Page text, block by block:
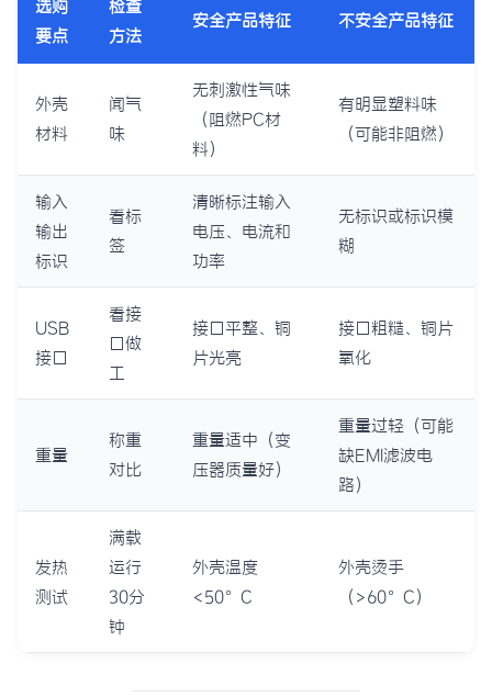
选购
要点
检查
方法
安全产品特征 不安全产品特征
外壳
材料
闻气
味
无刺激性气味
（阻燃PC材
料）
有明显塑料味
（可能非阻燃）
输入
输出
标识
看标
签
清晰标注输入
电压、电流和
功率
无标识或标识模
糊
USB
接口
看接
口做
工
接口平整、铜
片光亮
接口粗糙、铜片
氧化
重量
称重
对比
重量适中（变
压器质量好）
重量过轻（可能
缺EMI滤波电
路）
发热
测试
满载
运行
30分
钟
外壳温度
<50°C
外壳烫手
（>60°C）